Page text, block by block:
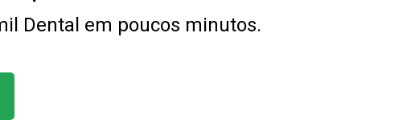
Dental em poucos minutos.